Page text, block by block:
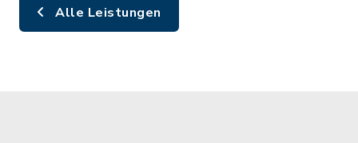
Alle Leistungen